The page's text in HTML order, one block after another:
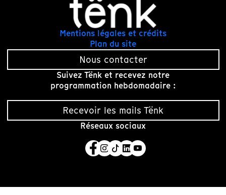
Mentions légales et crédits
Plan du site
Nous contacter
Suivez Tënk et recevez notre
programmation hebdomadaire :
Recevoir les mails Tënk
Réseaux sociaux